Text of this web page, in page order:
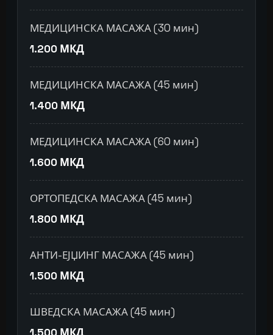
МЕДИЦИНСКА МАСАЖА (30 мин)
1.200 МКД
МЕДИЦИНСКА МАСАЖА (45 мин)
1.400 МКД
МЕДИЦИНСКА МАСАЖА (60 мин)
1.600 МКД
ОРТОПЕДСКА МАСАЖА (45 мин)
1.800 МКД
АНТИ-ЕЈЏИНГ МАСАЖА (45 мин)
1.500 МКД
ШВЕДСКА МАСАЖА (45 мин)